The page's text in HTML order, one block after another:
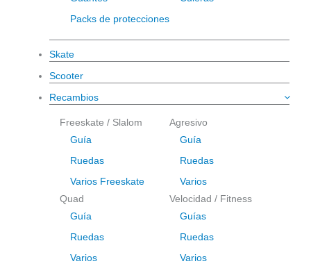
Packs de protecciones
Skate
Scooter
Recambios
Freeskate / Slalom
Guía
Ruedas
Varios Freeskate
Agresivo
Guía
Ruedas
Varios
Quad
Guía
Ruedas
Varios
Velocidad / Fitness
Guías
Ruedas
Varios